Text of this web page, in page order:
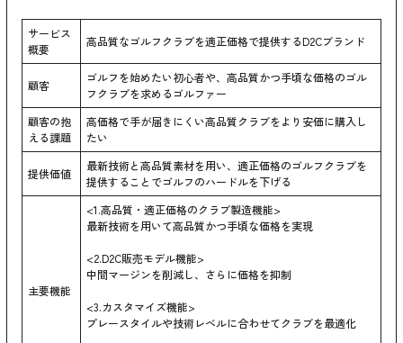
サービス
概要
高品質なゴルフクラブを適正価格で提供するD2Cブランド
顧客
ゴルフを始めたい初心者や、高品質かつ手頃な価格のゴル
フクラブを求めるゴルファー
顧客の抱
える課題
高価格で手が届きにくい高品質クラブをより安価に購入し
たい
提供価値
最新技術と高品質素材を用い、適正価格のゴルフクラブを
提供することでゴルフのハードルを下げる
主要機能
<1.高品質・適正価格のクラブ製造機能>
最新技術を用いて高品質かつ手頃な価格を実現
<2.D2C販売モデル機能>
中間マージンを削減し、さらに価格を抑制
<3.カスタマイズ機能>
プレースタイルや技術レベルに合わせてクラブを最適化